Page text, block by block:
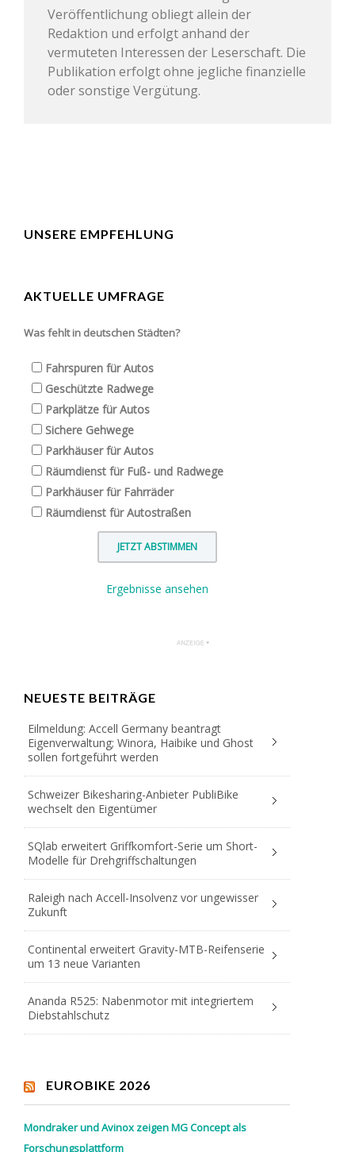
Veröffentlichung obliegt allein der
Redaktion und erfolgt anhand der
vermuteten Interessen der Leserschaft. Die
Publikation erfolgt ohne jegliche finanzielle
oder sonstige Vergütung.
UNSERE EMPFEHLUNG
AKTUELLE UMFRAGE
Was fehlt in deutschen Städten?
Fahrspuren für Autos
Geschützte Radwege
Parkplätze für Autos
Sichere Gehwege
Parkhäuser für Autos
Räumdienst für Fuß- und Radwege
Parkhäuser für Fahrräder
Räumdienst für Autostraßen
Ergebnisse ansehen
NEUESTE BEITRÄGE
Eilmeldung: Accell Germany beantragt
Eigenverwaltung; Winora, Haibike und Ghost
sollen fortgeführt werden
Schweizer Bikesharing-Anbieter PubliBike
wechselt den Eigentümer
SQlab erweitert Griffkomfort-Serie um Short-
Modelle für Drehgriffschaltungen
Raleigh nach Accell-Insolvenz vor ungewisser
Zukunft
Continental erweitert Gravity-MTB-Reifenserie
um 13 neue Varianten
Ananda R525: Nabenmotor mit integriertem
Diebstahlschutz
EUROBIKE 2026
Mondraker und Avinox zeigen MG Concept als
Forschungsplattform